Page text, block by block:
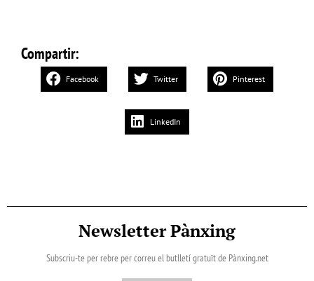
Compartir:
Facebook Twitter Pinterest
LinkedIn
Newsletter Pànxing
Subscriu-te per rebre per correu el butlletí gratuït de Pànxing.net​